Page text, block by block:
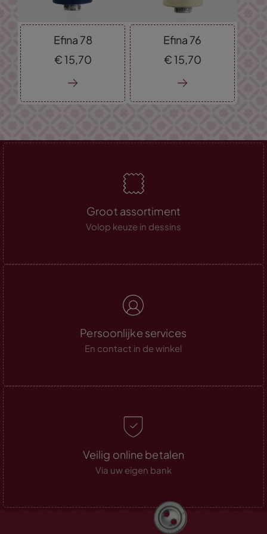
Efina 78
€15, 70
Efina 76
€15, 70
Groot assortiment
Volop keuze in dessins
Persoonlijke services
En contact in de winkel
Veilig online betalen
Via uw eigen bank